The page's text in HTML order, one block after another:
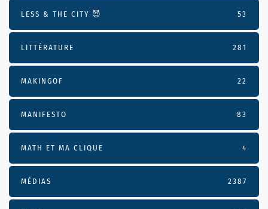
LESS & THE CITY 😈 53
LITTÉRATURE 281
MAKINGOF 22
MANIFESTO 83
MATH ET MA CLIQUE 4
MÉDIAS 2387